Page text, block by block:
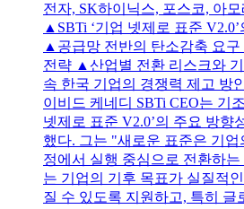
전자, SK하이닉스, 포스코, 아
▲SBTi ‘기업 넷제로 표준
▲공급망 전반의 탄소감축 요
전략 ▲산업별 전환 리스크와
속 한국 기업의 경쟁력 제고 방
이비드 케네디 SBTi CEO는 기
넷제로 표준 V2.0’의 주요 방향
했다. 그는 "새로운 표준은 기
정에서 실행 중심으로 전환하
는 기업의 기후 목표가 실질적
질 수 있도록 지원하고, 특히 글